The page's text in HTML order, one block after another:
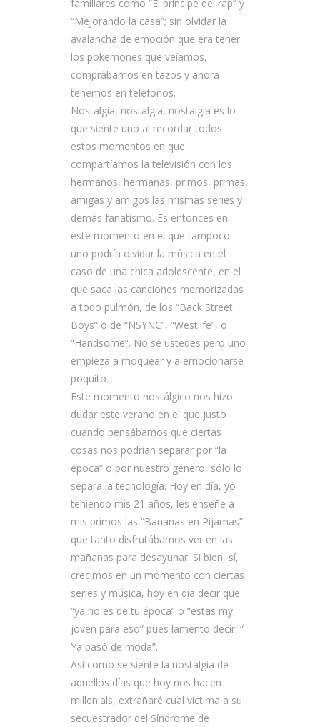
familiares como “El príncipe del rap” y
“Mejorando la casa”; sin olvidar la
avalancha de emoción que era tener
los pokemones que veíamos,
comprábamos en tazos y ahora
tenemos en teléfonos.
Nostalgia, nostalgia, nostalgia es lo
que siente uno al recordar todos
estos momentos en que
compartíamos la televisión con los
hermanos, hermanas, primos, primas,
amigas y amigos las mismas series y
demás fanatismo. Es entonces en
este momento en el que tampoco
uno podría olvidar la música en el
caso de una chica adolescente, en el
que saca las canciones memorizadas
a todo pulmón, de los “Back Street
Boys” o de “NSYNC”, “Westlife”, o
“Handsome”. No sé ustedes pero uno
empieza a moquear y a emocionarse
poquito.
Este momento nostálgico nos hizo
dudar este verano en el que justo
cuando pensábamos que ciertas
cosas nos podrían separar por “la
época” o por nuestro género, sólo lo
separa la tecnología. Hoy en día, yo
teniendo mis 21 años, les enseñe a
mis primos las “Bananas en Pijamas”
que tanto disfrutábamos ver en las
mañanas para desayunar. Si bien, sí,
crecimos en un momento con ciertas
series y música, hoy en día decir que
“ya no es de tu época” o “estas my
joven para eso” pues lamento decir: “
Ya pasó de moda”.
Así como se siente la nostalgia de
aquellos días que hoy nos hacen
millenials, extrañaré cual víctima a su
secuestrador del Síndrome de